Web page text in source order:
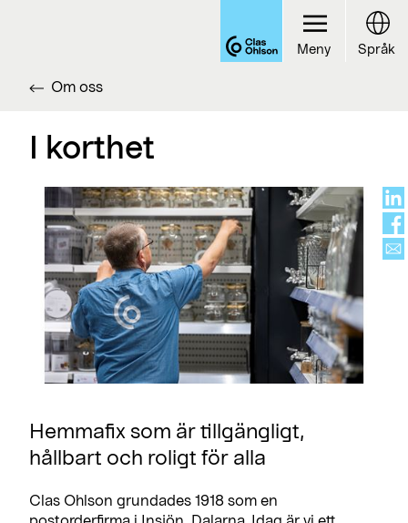
Om oss
I korthet
Hemmafix som är tillgängligt,
hållbart och roligt för alla
Clas Ohlson grundades 1918 som en
Meny Språk